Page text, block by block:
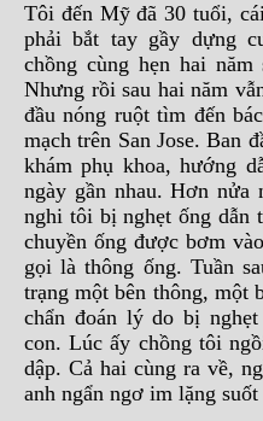
Tôi đến Mỹ đã 30 tuổi,
phải bắt tay gầy dựng
chồng cùng hẹn hai
Nhưng rồi sau hai năm
đầu nóng ruột tìm đến
mạch trên San Jose. Ban
khám phụ khoa, hướng
ngày gần nhau. Hơn nửa
nghi tôi bị nghẹt ống dẫn
chuyền ống được bơm
gọi là thông ống. Tuần
trạng một bên thông, một
chẩn đoán lý do bị
con. Lúc ấy chồng tôi
dập. Cả hai cùng ra về,
anh ngẩn ngơ im lặng